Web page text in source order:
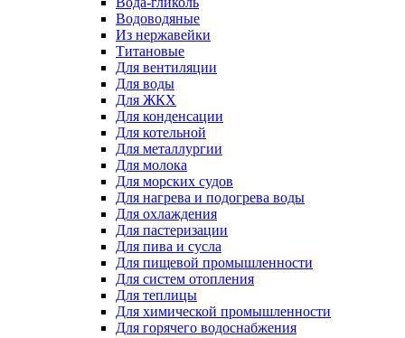
Водоводяные
Из нержавейки
Титановые
Для вентиляции
Для воды
Для ЖКХ
Для конденсации
Для котельной
Для металлургии
Для молока
Для морских судов
Для нагрева и подогрева воды
Для охлаждения
Для пастеризации
Для пива и сусла
Для пищевой промышленности
Для систем отопления
Для теплицы
Для химической промышленности
Для горячего водоснабжения